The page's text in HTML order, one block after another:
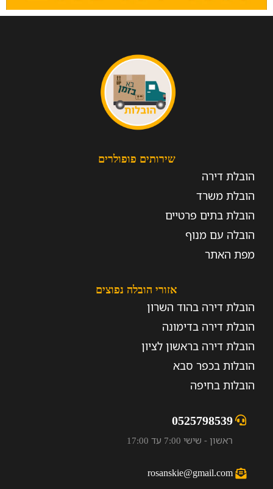
שירותים פופולרים
הובלת דירה
הובלת משרד
הובלת בתים פרטיים
הובלה עם מנוף
מפת האתר
אזורי הובלה נפוצים
הובלת דירה בהוד השרון
הובלת דירה בדימונה
הובלת דירה בראשון לציון
הובלות בכפר סבא
הובלות בחיפה
0525798539
ראשון - שישי 7:00 עד 17:00
rosanskie@gmail.com